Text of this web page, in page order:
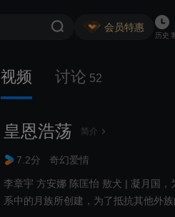
会员特惠
历史
视频 讨论 52
皇恩浩荡 简介
7.2分 奇幻爱情
李章宇 方安娜 陈匡怡 敖犬 | 凝月国，
系中的月族所创建，为了抵抗其他外族